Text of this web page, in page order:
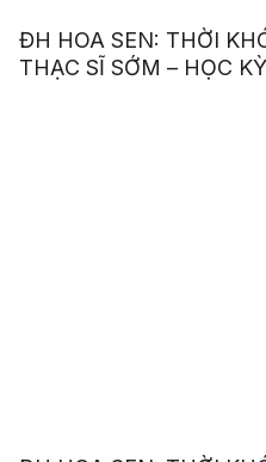
ĐH HOA SEN: THỜI
THẠC SĨ SỚM – HỌC